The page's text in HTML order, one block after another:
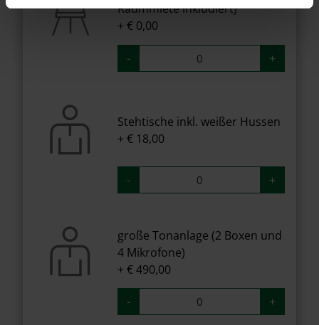
Raummiete inkludiert)
+ € 0,00
- +
Stehtische inkl. weißer Hussen
+ € 18,00
- +
große Tonanlage (2 Boxen und
4 Mikrofone)
+ € 490,00
- +